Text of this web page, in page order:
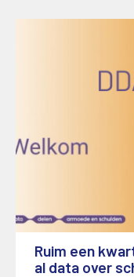
Ruim een
al data over